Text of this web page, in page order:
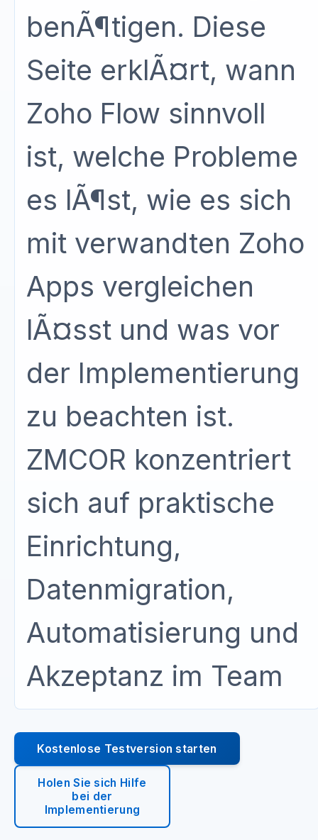
benÃ¶tigen. Diese
Seite erklÃ¤rt, wann
Zoho Flow sinnvoll
ist, welche Probleme
es lÃ¶st, wie es sich
mit verwandten Zoho
Apps vergleichen
lÃ¤sst und was vor
der Implementierung
zu beachten ist.
ZMCOR konzentriert
sich auf praktische
Einrichtung,
Datenmigration,
Automatisierung und
Akzeptanz im Team
Kostenlose Testversion starten
Holen Sie sich Hilfe
bei der
Implementierung